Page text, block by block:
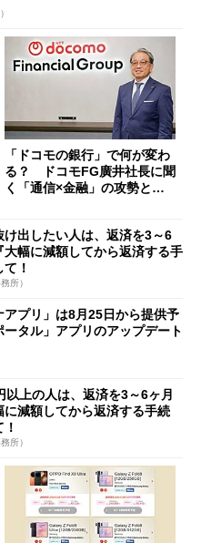
「ドコモの銀行」で何が変わ
る？ ドコモFG廣井社長に聞
く「通信×金融」の攻勢とグ
け出したい人は、返済を3～6
大幅に減額してから返済する手
！
所）
アプリ」は8月25日から提供予
タル」アプリのアップデート
以上の人は、返済を3～6ヶ月
に減額してから返済する手続
所）